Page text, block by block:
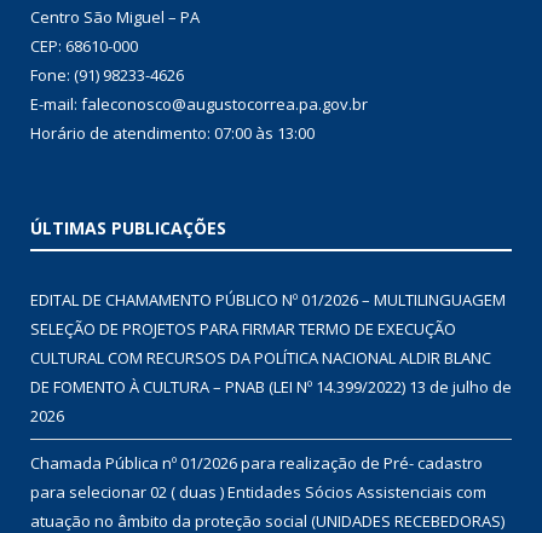
Centro São Miguel – PA
CEP: 68610-000
Fone: (91) 98233-4626
E-mail: faleconosco@augustocorrea.pa.gov.br
Horário de atendimento: 07:00 às 13:00
ÚLTIMAS PUBLICAÇÕES
EDITAL DE CHAMAMENTO PÚBLICO Nº 01/2026 – MULTILINGUAGEM
SELEÇÃO DE PROJETOS PARA FIRMAR TERMO DE EXECUÇÃO
CULTURAL COM RECURSOS DA POLÍTICA NACIONAL ALDIR BLANC
DE FOMENTO À CULTURA – PNAB (LEI Nº 14.399/2022) 13 de julho de
2026
Chamada Pública nº 01/2026 para realização de Pré- cadastro
para selecionar 02 ( duas ) Entidades Sócios Assistenciais com
atuação no âmbito da proteção social (UNIDADES RECEBEDORAS)